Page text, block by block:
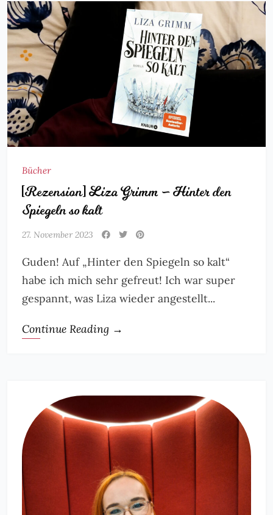
Bücher
[Rezension] Liza Grimm – Hinter den
Spiegeln so kalt
27. November 2023
Guden! Auf „Hinter den Spiegeln so kalt“
habe ich mich sehr gefreut! Ich war super
gespannt, was Liza wieder angestellt...
Continue Reading →